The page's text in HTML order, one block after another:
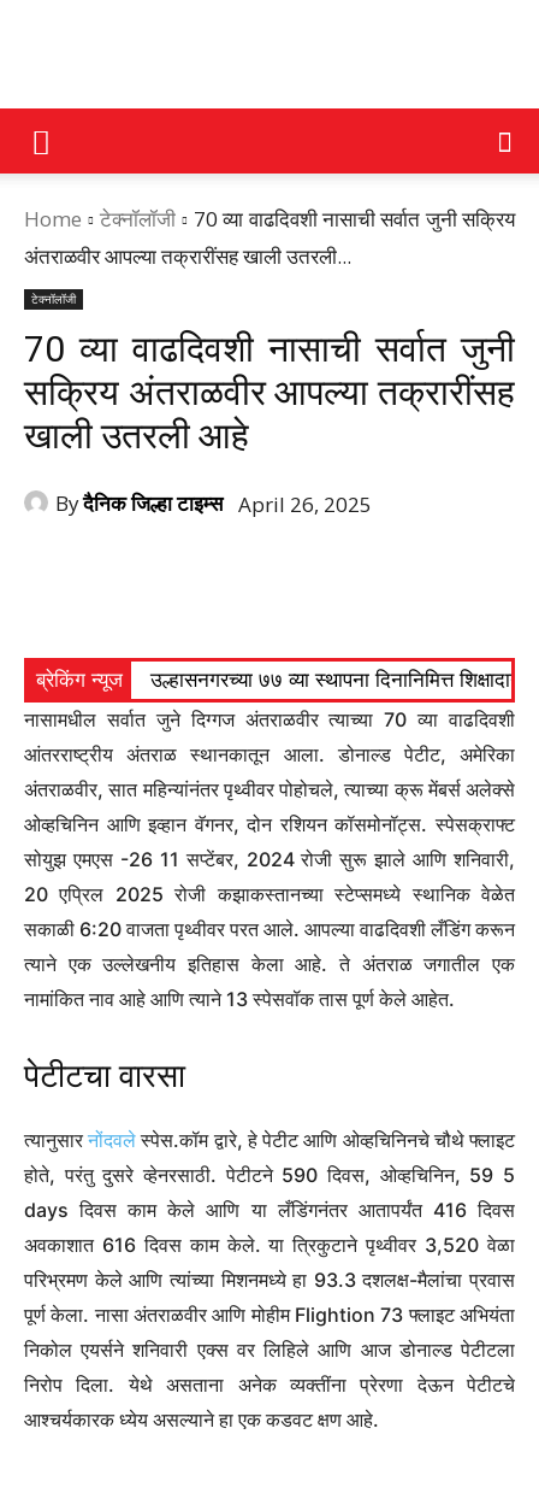
DAINIK
JILHA
Home टेक्नॉलॉजी
70 व्या वाढदिवशी नासाची सर्वात जुनी सक्रिय
अंतराळवीर आपल्या तक्रारींसह खाली उतरली...
टेक्नॉलॉजी
70 व्या वाढदिवशी नासाची सर्वात जुनी
सक्रिय अंतराळवीर आपल्या तक्रारींसह
खाली उतरली आहे
Byदैनिक जिल्हा टाइम्स April 26, 2025
ब्रेकिंग न्यूज उल्हासनगरच्या ७७ व्या स्थापना दिनानिमित्त
नासामधील सर्वात जुने दिग्गज अंतराळवीर त्याच्या 70 व्या वाढदिवशी
आंतरराष्ट्रीय अंतराळ स्थानकातून आला. डोनाल्ड पेटीट, अमेरिका
अंतराळवीर, सात महिन्यांनंतर पृथ्वीवर पोहोचले, त्याच्या क्रू मेंबर्स अलेक्से
ओव्हचिनिन आणि इव्हान वॅगनर, दोन रशियन कॉसमोनॉट्स. स्पेसक्राफ्ट
सोयुझ एमएस -26 11 सप्टेंबर, 2024 रोजी सुरू झाले आणि शनिवारी,
20 एप्रिल 2025 रोजी कझाकस्तानच्या स्टेप्समध्ये स्थानिक वेळेत
सकाळी 6:20 वाजता पृथ्वीवर परत आले. आपल्या वाढदिवशी लँडिंग करून
त्याने एक उल्लेखनीय इतिहास केला आहे. ते अंतराळ जगातील एक
नामांकित नाव आहे आणि त्याने 13 स्पेसवॉक तास पूर्ण केले आहेत.
पेटीटचा वारसा
त्यानुसारनोंदवलेस्पेस.कॉम द्वारे, हे पेटीट आणि ओव्हचिनिनचे चौथे फ्लाइट
होते, परंतु दुसरे व्हेनरसाठी. पेटीटने 590 दिवस, ओव्हचिनिन, 59 5
days दिवस काम केले आणि या लँडिंगनंतर आतापर्यंत 416 दिवस
अवकाशात 616 दिवस काम केले. या त्रिकुटाने पृथ्वीवर 3,520 वेळा
परिभ्रमण केले आणि त्यांच्या मिशनमध्ये हा 93.3 दशलक्ष-मैलांचा प्रवास
पूर्ण केला. नासा अंतराळवीर आणि मोहीम Flightion 73 फ्लाइट अभियंता
निकोल एयर्सने शनिवारी एक्स वर लिहिले आणि आज डोनाल्ड पेटीटला
निरोप दिला. येथे असताना अनेक व्यक्तींना प्रेरणा देऊन पेटीटचे
आश्चर्यकारक ध्येय असल्याने हा एक कडवट क्षण आहे.